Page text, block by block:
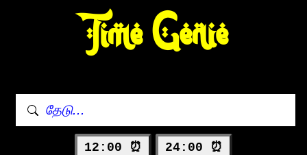
Time Genie
12:00 ⏰ 24:00 ⏰